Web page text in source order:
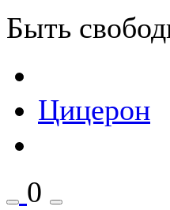
Быть
Цицерон
0